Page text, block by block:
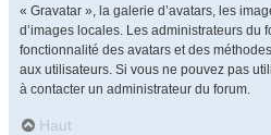
« Gravatar », la galerie d’avatars, les
d’images locales. Les administrateurs du
fonctionnalité des avatars et des
aux utilisateurs. Si vous ne pouvez pas
à contacter un administrateur du forum.
Haut